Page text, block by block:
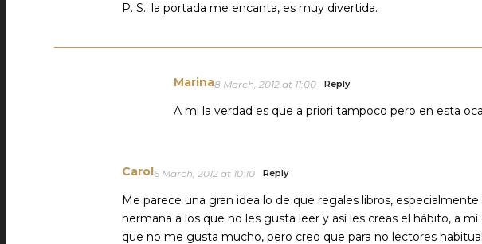
P. S.: la portada me encanta, es muy divertida.
Marina8 March, 2012 at 11:00 Reply
A mi la verdad es que a priori tampoco pero en esta
Carol6 March, 2012 at 10:10 Reply
Me parece una gran idea lo de que regales libros,
hermana a los que no les gusta leer y así les creas el hábito, a
que no me gusta mucho, pero creo que para no lectores